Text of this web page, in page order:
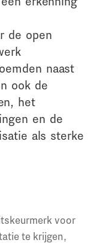
de open
naast
ook de
het
en de
als sterke
voor
te krijgen,